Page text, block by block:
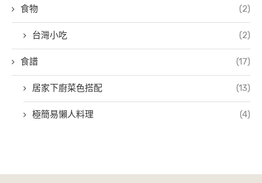
食物 (2)
台灣小吃 (2)
食譜 (17)
居家下廚菜色搭配 (13)
極簡易懶人料理 (4)